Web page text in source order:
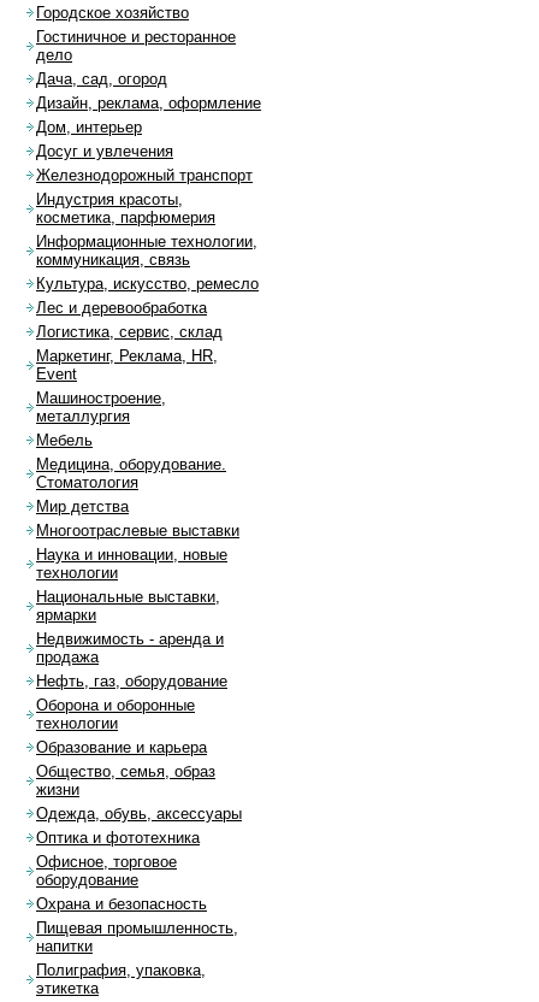
Городское хозяйство
Гостиничное и ресторанное
дело
Дача, сад, огород
Дизайн, реклама, оформление
Дом, интерьер
Досуг и увлечения
Железнодорожный транспорт
Индустрия красоты,
косметика, парфюмерия
Информационные технологии,
коммуникация, связь
Культура, искусство, ремесло
Лес и деревообработка
Логистика, сервис, склад
Маркетинг, Реклама, HR,
Event
Машиностроение,
металлургия
Мебель
Медицина, оборудование.
Стоматология
Мир детства
Многоотраслевые выставки
Наука и инновации, новые
технологии
Национальные выставки,
ярмарки
Недвижимость - аренда и
продажа
Нефть, газ, оборудование
Оборона и оборонные
технологии
Образование и карьера
Общество, семья, образ
жизни
Одежда, обувь, аксессуары
Оптика и фототехника
Офисное, торговое
оборудование
Охрана и безопасность
Пищевая промышленность,
напитки
Полиграфия, упаковка,
этикетка